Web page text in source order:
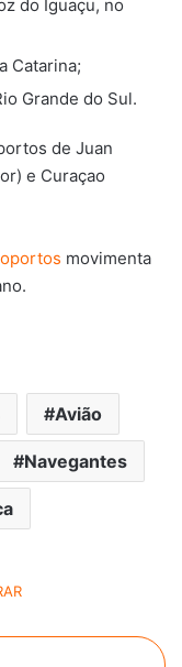
do Iguaçu, no
Catarina;
Grande do Sul.
de Juan
e Curaçao
movimenta
Avião
Navegantes